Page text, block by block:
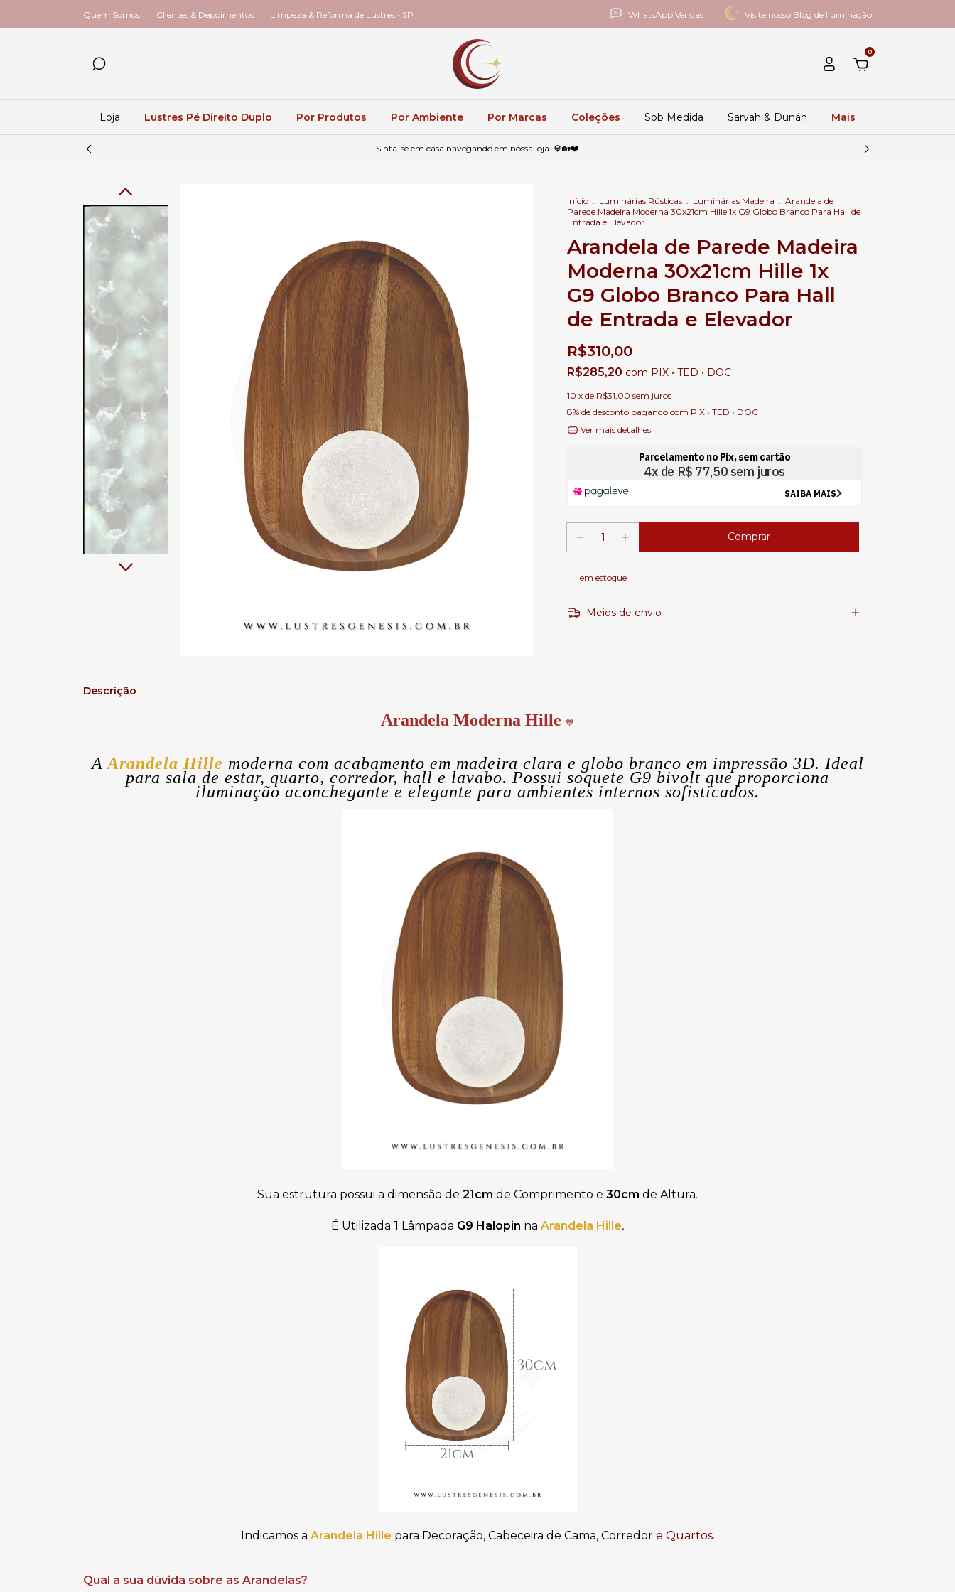
Quem Somos Clientes & Depoimentos Limpeza & Reforma de Lustres • SP WhatsApp Vendas Visite nosso Blog de Iluminação
0
Loja Lustres Pé Direito Duplo Por Produtos Por Ambiente Por Marcas Coleções Sob Medida Sarvah & Dunáh Mais
Sinta-se em casa navegando em nossa loja. 💎🏡❤️
Início . Luminárias Rústicas . Luminárias Madeira . Arandela de
Parede Madeira Moderna 30x21cm Hille 1x G9 Globo Branco Para Hall de
Entrada e Elevador
Arandela de Parede Madeira
Moderna 30x21cm Hille 1x
G9 Globo Branco Para Hall
de Entrada e Elevador
R$310,00
R$285,20 com PIX • TED • DOC
10 x de R$31,00 sem juros
8% de desconto pagando com PIX • TED • DOC
Ver mais detalhes
em estoque
Meios de envio
Descrição
Arandela Moderna Hille 💙
A Arandela Hille moderna com acabamento em madeira clara e globo branco em impressão 3D. Ideal
para sala de estar, quarto, corredor, hall e lavabo. Possui soquete G9 bivolt que proporciona
iluminação aconchegante e elegante para ambientes internos sofisticados.
Sua estrutura possui a dimensão de 21cm de Comprimento e 30cm de Altura.
É Utilizada 1 Lâmpada G9 Halopin na Arandela Hille.
Indicamos a Arandela Hille para Decoração, Cabeceira de Cama, Corredor e Quartos.
Qual a sua dúvida sobre as Arandelas?